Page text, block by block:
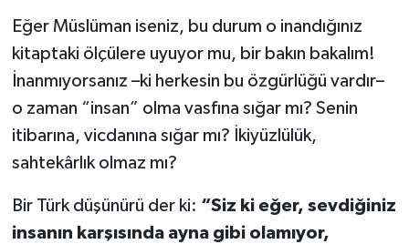
Eğer Müslüman iseniz, bu durum o inandığınız
kitaptaki ölçülere uyuyor mu, bir bakın bakalım!
İnanmıyorsanız –ki herkesin bu özgürlüğü vardır–
o zaman “insan” olma vasfına sığar mı? Senin
itibarına, vicdanına sığar mı? İkiyüzlülük,
sahtekârlık olmaz mı?
Bir Türk düşünürü der ki: “Siz ki eğer, sevdiğiniz
insanın karşısında ayna gibi olamıyor,